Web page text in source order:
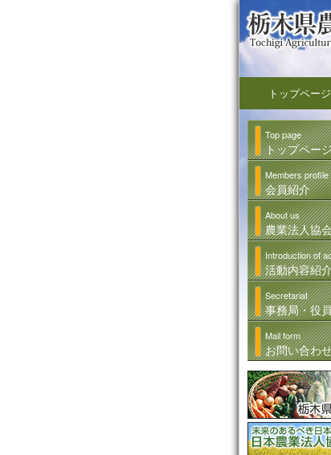
トップページ
Top page
トップペー
Members profile
会員紹介
About us
農業法人協
Introduction of
活動内容紹
Secretariat
事務局・役
Mail form
お問い合わ